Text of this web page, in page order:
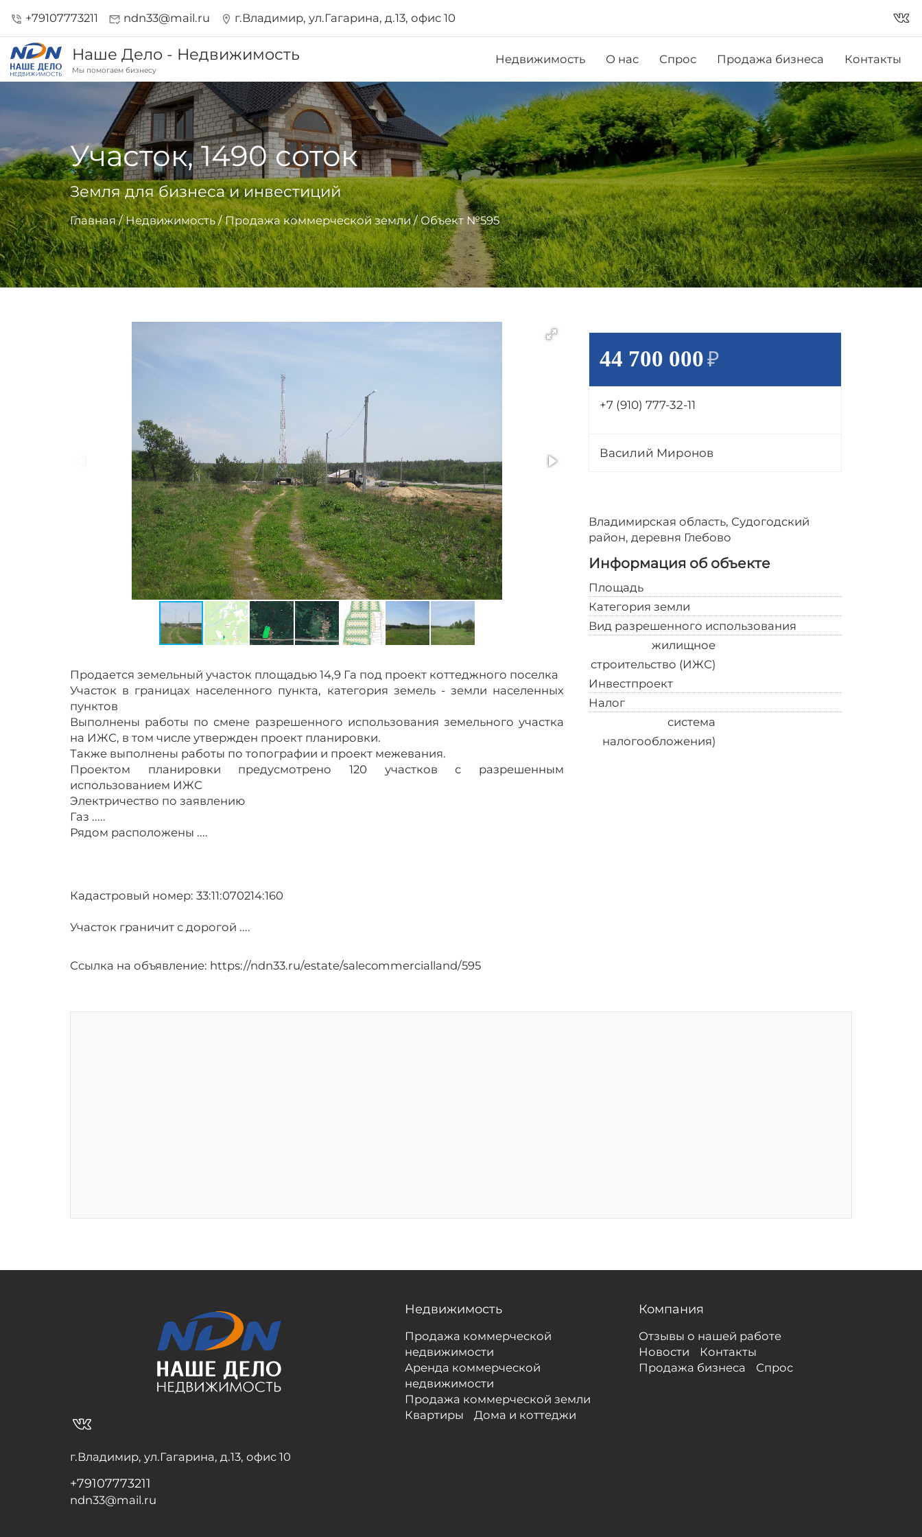
phone_in_talk +79107773211 mark_email_read ndn33@mail.ru location_on г.Владимир, ул.Гагарина, д.13, офис 10 vk_in
Наше Дело - Недвижимость
Мы помогаем бизнесу
Недвижимость О нас Спрос Продажа бизнеса Контакты
Участок, 1490 соток
Земля для бизнеса и инвестиций
Главная/Недвижимость/Продажа коммерческой земли/Объект №595
Продается земельный участок площадью 14,9 Га под проект коттеджного поселка
Участок в границах населенного пункта, категория земель - земли населенных
пунктов
Выполнены работы по смене разрешенного использования земельного участка
на ИЖС, в том числе утвержден проект планировки.
Также выполнены работы по топографии и проект межевания.
Проектом планировки предусмотрено 120 участков с разрешенным
использованием ИЖС
Электричество по заявлению
Газ .....
Рядом расположены ....
Кадастровый номер: 33:11:070214:160
Участок граничит с дорогой ....
Ссылка на объявление: https://ndn33.ru/estate/salecommercialland/595
44 700 000₽
+7 (910) 777-32-11
Василий Миронов
Владимирская область, Судогодский
район, деревня Глебово
Информация об объекте
Площадь
Категория земли
Поселений
Вид разрешенного использования
Индивидуальное
жилищное
строительство (ИЖС)
Инвестпроект
НалогУСН (упрощенная
система
налогообложения)
vk_in
г.Владимир, ул.Гагарина, д.13, офис 10
+79107773211
ndn33@mail.ru
Недвижимость
Продажа коммерческой
недвижимости
Аренда коммерческой
недвижимости
Продажа коммерческой земли
Квартиры
Дома и коттеджи
Компания
Отзывы о нашей работе
Новости
Контакты
Продажа бизнеса
Спрос